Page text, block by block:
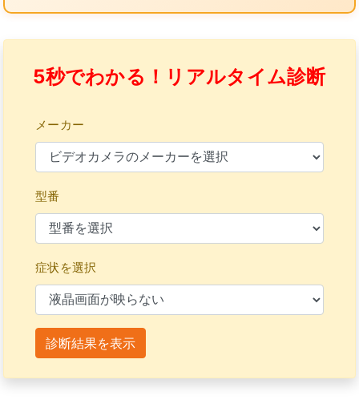
5秒でわかる！リアルタイム診断
メーカー
型番
症状を選択
診断結果を表示